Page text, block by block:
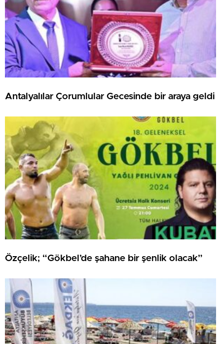
Antalyalılar Çorumlular Gecesinde bir araya geldi
Özçelik; “Gökbel’de şahane bir şenlik olacak”